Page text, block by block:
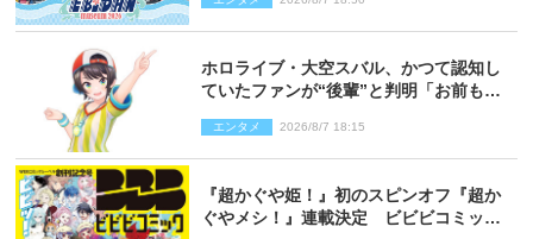
ホロライブ・大空スバル、かつて認知し
ていたファンが“後輩”と判明「お前もし
エンタメ 2026/8/7 18:15
『超かぐや姫！』初のスピンオフ『超か
ぐやメシ！』連載決定 ビビビコミック